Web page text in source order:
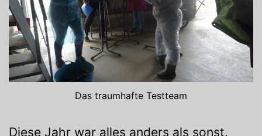
Das traumhafte Testteam
Diese Jahr war alles anders als sonst.